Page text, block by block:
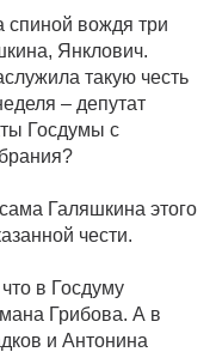
спиной вождя три
Янклович.
такую честь
– депутат
Госдумы с
Галяшкина этого
чести.
в Госдуму
Грибова. А в
и Антонина